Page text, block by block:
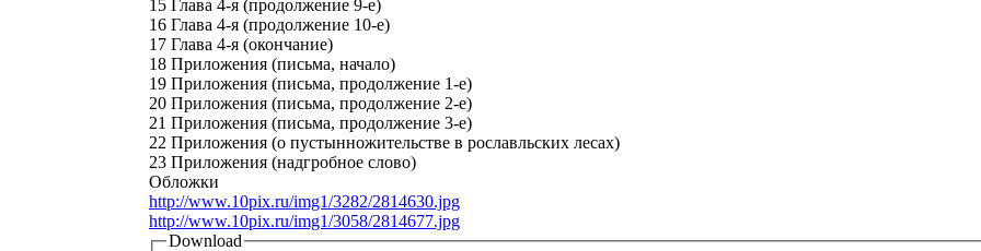
15 Глава 4-я (продолжение 9-е)
16 Глава 4-я (продолжение 10-е)
17 Глава 4-я (окончание)
18 Приложения (письма, начало)
19 Приложения (письма, продолжение 1-е)
20 Приложения (письма, продолжение 2-е)
21 Приложения (письма, продолжение 3-е)
22 Приложения (о пустынножительстве в рославльских лесах)
23 Приложения (надгробное слово)
Обложки
http://www.10pix.ru/img1/3282/2814630.jpg
http://www.10pix.ru/img1/3058/2814677.jpg
Download